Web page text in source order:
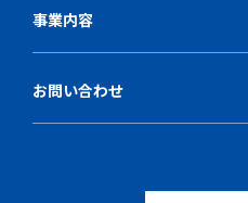
事業内容
お問い合わせ